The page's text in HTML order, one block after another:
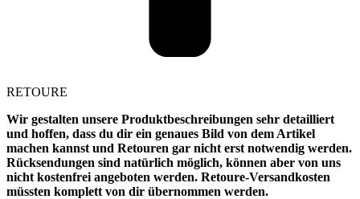
RETOURE
Wir gestalten unsere Produktbeschreibungen sehr detailliert
und hoffen, dass du dir ein genaues Bild von dem Artikel
machen kannst und Retouren gar nicht erst notwendig werden.
Rücksendungen sind natürlich möglich, können aber von uns
nicht kostenfrei angeboten werden. Retoure-Versandkosten
müssten komplett von dir übernommen werden.